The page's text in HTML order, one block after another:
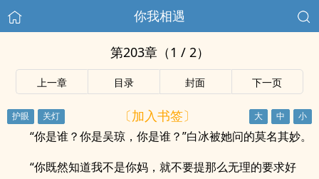
你我相遇
第203章（1 / 2）
上一章 目录 封面 下一页
〔加入书签〕
“你是谁？你是吴琼，你是谁？”白冰被她问的莫名其妙。
“你既然知道我不是你妈，就不要提那么无理的要求好